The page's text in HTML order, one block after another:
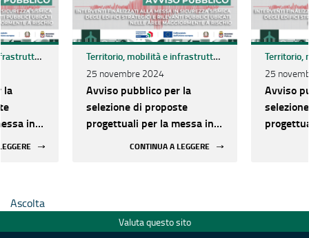
Territorio, mobilità e infrastrutture
la
in
Territorio, mobilità e infrastrutture
25 novembre 2024
Avviso pubblico per la
selezione di proposte
progettuali per la messa in
CONTINUA A LEGGERE
25
Avviso
Ascolta
Valuta questo sito